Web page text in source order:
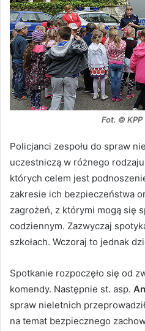
Fot. © KPP
Policjanci zespołu do spraw
uczestniczą w różnego rodzaju
których celem jest
zakresie ich bezpieczeństwa
zagrożeń, z którymi mogą się
codziennym. Zazwyczaj
szkołach. Wczoraj to jednak
Spotkanie rozpoczęło się od
komendy. Następnie st. asp.
spraw nieletnich
na temat bezpiecznego